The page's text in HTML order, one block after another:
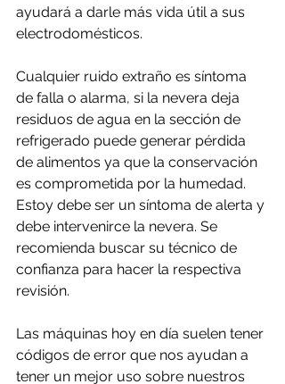
ayudará a darle más vida útil a sus
electrodomésticos.
Cualquier ruido extraño es síntoma
de falla o alarma, si la nevera deja
residuos de agua en la sección de
refrigerado puede generar pérdida
de alimentos ya que la conservación
es comprometida por la humedad.
Estoy debe ser un síntoma de alerta y
debe intervenirce la nevera. Se
recomienda buscar su técnico de
confianza para hacer la respectiva
revisión.
Las máquinas hoy en día suelen tener
códigos de error que nos ayudan a
tener un mejor uso sobre nuestros